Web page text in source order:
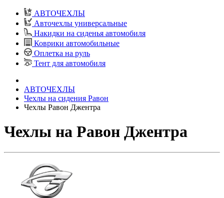
АВТОЧЕХЛЫ
Авточехлы универсальные
Накидки на сиденья автомобиля
Коврики автомобильные
Оплетка на руль
Тент для автомобиля
АВТОЧЕХЛЫ
Чехлы на сидения Равон
Чехлы Равон Джентра
Чехлы на Равон Джентра